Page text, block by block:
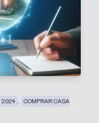
2024 ,
COMPRAR CASA